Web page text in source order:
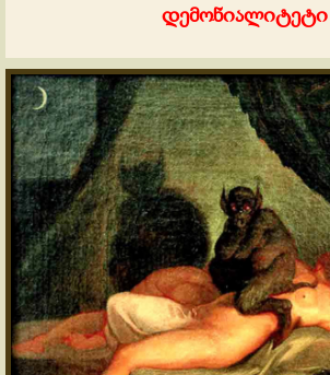
დემონიალიტეტი